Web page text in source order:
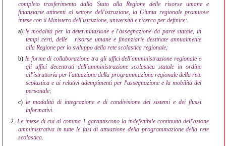
completo trasferimento dallo Stato alla Regione delle risorse umane e
finanziarie attinenti al settore dell'istruzione, la Giunta regionale promuove
intese con il Ministero dell'istruzione, università e ricerca per definire:
a) le modalità per la determinazione e l'assegnazione da parte statale, in
tempi certi, delle
risorse umane e finanziarie destinate annualmente
alla Regione per lo sviluppo della rete scolastica regionale;
b) le forme di collaborazione tra gli uffici dell'amministrazione regionale e
gli uffici decentrati dell'amministrazione scolastica statale in ordine
all'istruttoria per l'attuazione della programmazione regionale della rete
scolastica e ai relativi adempimenti per l'assegnazione e la mobilità del
personale;
c) le modalità di integrazione e di condivisione dei sistemi e dei flussi
informativi.
2. Le intese di cui al comma 1 garantiscono la indefettibile continuità dell'azione
amministrativa in tutte le fasi di attuazione della programmazione della rete
scolastica.